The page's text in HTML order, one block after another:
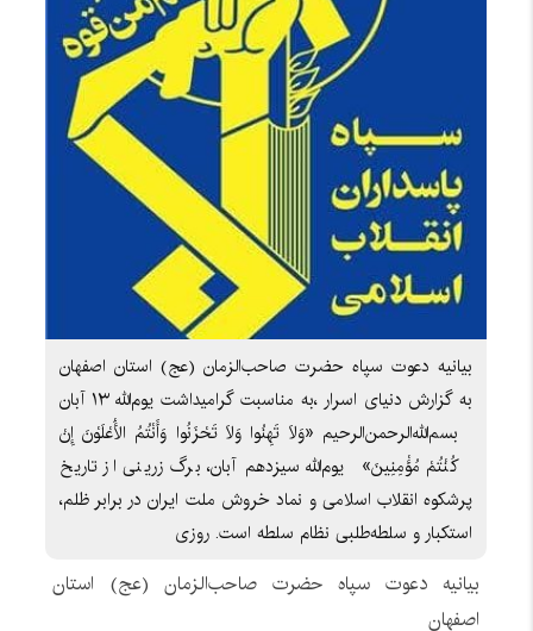
بیانیه دعوت سپاه حضرت صاحب‌الزمان (عج) استان اصفهان
به گزارش دنیای اسرار ،به مناسبت گرامیداشت یوم‌الله ۱۳ آبان
بسم‌الله‌الرحمن‌الرحیم «وَلَا تَهِنُوا وَلَا تَحْزَنُوا وَأَنْتُمُ الْأَعْلَوْنَ إِنْ
كُنْتُمْ مُؤْمِنِينَ» یوم‌الله سیزدهم آبان، برگ زرینی از تاریخ
پرشکوه انقلاب اسلامی و نماد خروش ملت ایران در برابر ظلم،
استکبار و سلطه‌طلبی نظام سلطه است. روزی
بیانیه دعوت سپاه حضرت صاحب‌الزمان (عج) استان
اصفهان